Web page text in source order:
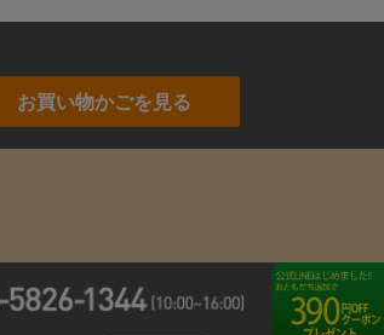
お買い物かごを見る